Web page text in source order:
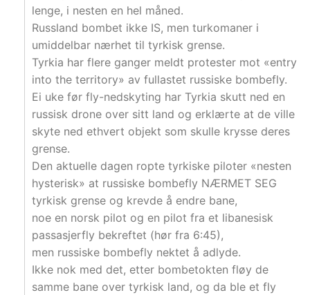
lenge, i nesten en hel måned.
Russland bombet ikke IS, men turkomaner i
umiddelbar nærhet til tyrkisk grense.
Tyrkia har flere ganger meldt protester mot «entry
into the territory» av fullastet russiske bombefly.
Ei uke før fly-nedskyting har Tyrkia skutt ned en
russisk drone over sitt land og erklærte at de ville
skyte ned ethvert objekt som skulle krysse deres
grense.
Den aktuelle dagen ropte tyrkiske piloter «nesten
hysterisk» at russiske bombefly NÆRMET SEG
tyrkisk grense og krevde å endre bane,
noe en norsk pilot og en pilot fra et libanesisk
passasjerfly bekreftet (hør fra 6:45),
men russiske bombefly nektet å adlyde.
Ikke nok med det, etter bombetokten fløy de
samme bane over tyrkisk land, og da ble et fly